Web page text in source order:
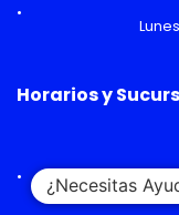
Horarios y
¿Necesitas